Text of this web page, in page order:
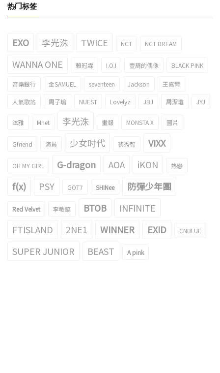
热门标签
EXO 李光洙 TWICE NCT NCT DREAM
WANNA ONE 賴冠霖 I.O.I 壹周的偶像 BLACK PINK
音樂銀行 金SAMUEL seventeen Jackson 王嘉爾
人氣歌謠 周子瑜 NUEST Lovelyz JBJ 周潔瓊 JYJ
泫雅 Mnet 李光洙 畫報 MONSTA X 圖片
Gfriend 演員 少女时代 裴秀智 VIXX
OH MY GIRL G-dragon AOA iKON 熱戀
f(x) PSY GOT7 SHINee 防彈少年團
Red Velvet 李敏鎬 BTOB
INFINITE
FTISLAND
2NE1 WINNER EXID CNBLUE
SUPER JUNIOR BEAST A pink